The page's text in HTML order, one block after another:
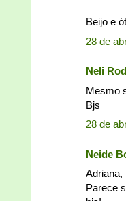
Beijo e
28 de
Neli
Mesmo
Bjs
28 de
Neide
Adriana,
Parece